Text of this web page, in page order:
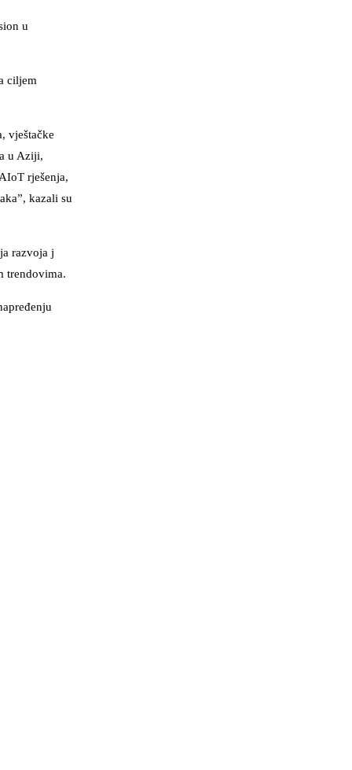
u
ciljem
vještačke
u Aziji,
rješenja,
kazali su
razvoja j
trendovima.